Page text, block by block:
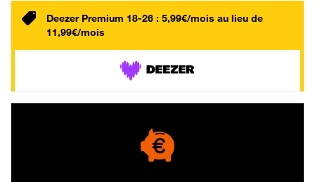
Deezer Premium 18-26 : 5,99€/mois au lieu de
11,99€/mois